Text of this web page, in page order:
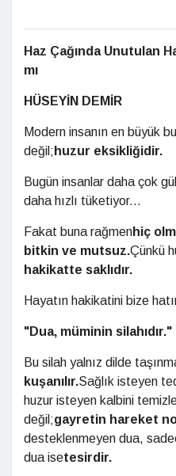
Haz Çağında Unutulan
mı
HÜSEYİN DEMİR
Modern insanın en büyük
değil; huzur eksikliğidir.
Bugün insanlar daha çok
daha hızlı tüketiyor...
Fakat buna rağmenhiç
bitkin ve mutsuz.Çünkü
hakikatte saklıdır.
Hayatın hakikatini bize
"Dua, müminin silahıdır."
Bu silah yalnız dilde
kuşanılır.Sağlık isteyen
huzur isteyen kalbini
değil;gayretin hareket
desteklenmeyen dua,
dua isetesirdir.